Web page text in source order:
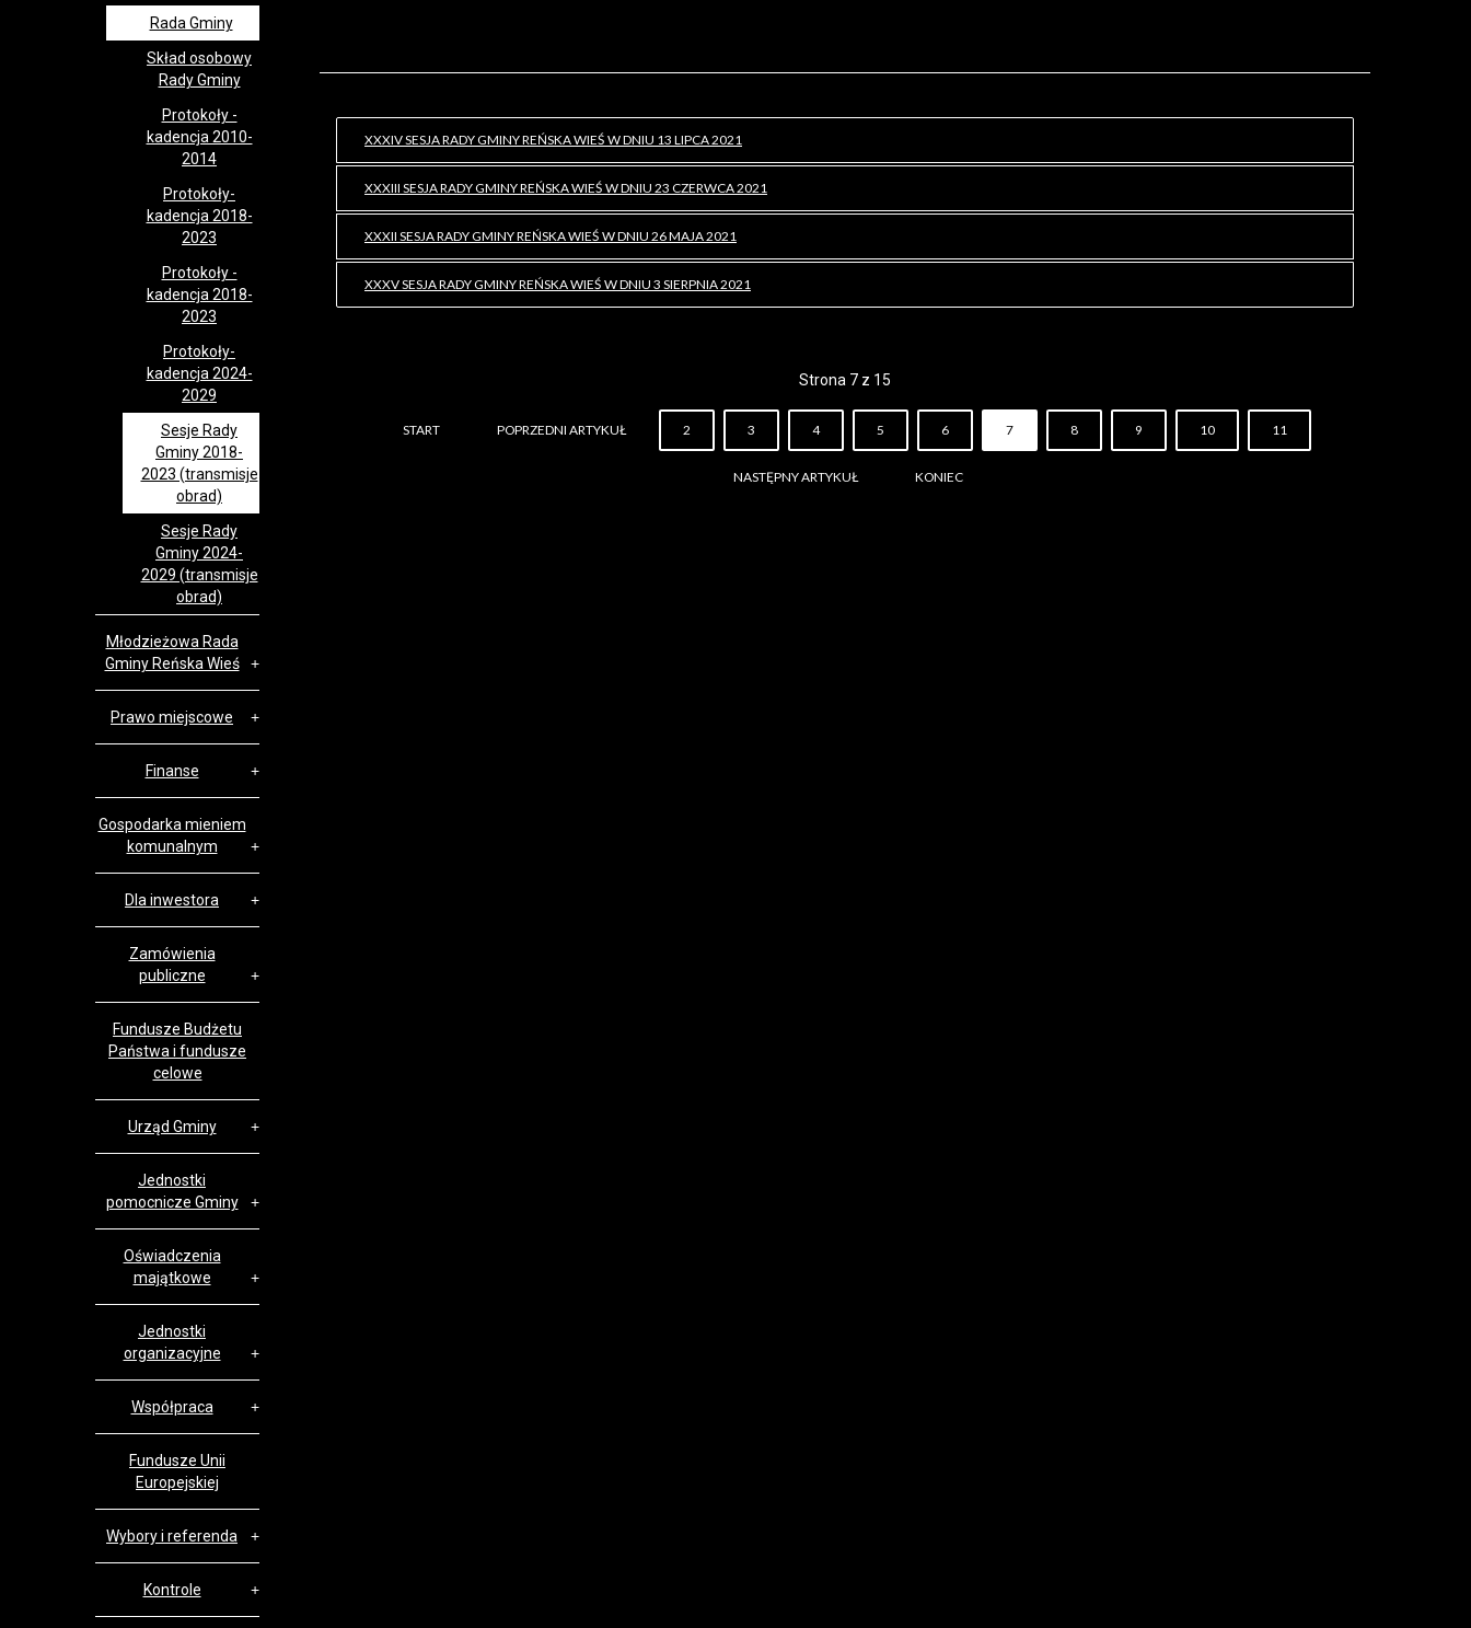
XXXIV SESJA RADY GMINY REŃSKA WIEŚ W DNIU 13 LIPCA 2021
XXXIII SESJA RADY GMINY REŃSKA WIEŚ W DNIU 23 CZERWCA 2021
XXXII SESJA RADY GMINY REŃSKA WIEŚ W DNIU 26 MAJA 2021
XXXV SESJA RADY GMINY REŃSKA WIEŚ W DNIU 3 SIERPNIA 2021
Strona 7 z 15
START POPRZEDNI ARTYKUŁ 2 3 4 5 6 7 8 9 10 11
NASTĘPNY ARTYKUŁ KONIEC
Rada Gminy
Skład osobowy
Rady Gminy
Protokoły -
kadencja 2010-
2014
Protokoły-
kadencja 2018-
2023
Protokoły -
kadencja 2018-
2023
Protokoły-
kadencja 2024-
2029
Sesje Rady
Gminy 2018-
2023 (transmisje
obrad)
Sesje Rady
Gminy 2024-
2029 (transmisje
obrad)
Młodzieżowa Rada
Gminy Reńska Wieś
Prawo miejscowe
Finanse
Gospodarka mieniem
komunalnym
Dla inwestora
Zamówienia
publiczne
Fundusze Budżetu
Państwa i fundusze
celowe
Urząd Gminy
Jednostki
pomocnicze Gminy
Oświadczenia
majątkowe
Jednostki
organizacyjne
Współpraca
Fundusze Unii
Europejskiej
Wybory i referenda
Kontrole